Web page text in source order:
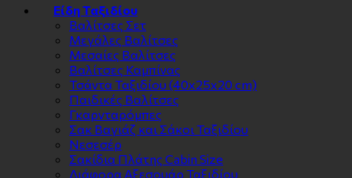
Είδη Ταξιδίου
Βαλίτσες Σετ
Μεγάλες Βαλίτσες
Μεσαίες Βαλίτσες
Βαλίτσες Καμπίνας
Τσάντα Ταξιδίου (40x25x20 cm)
Παιδικές Βαλίτσες
Γκαρνταρόμπες
Σακ Βαγιάζ και Σάκοι Ταξιδίου
Νεσεσέρ
Σακίδια Πλάτης Cabin Size
Διάφορα Αξεσουάρ Ταξιδίου